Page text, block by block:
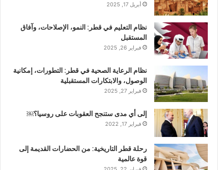
أبريل 17, 2025
نظام التعليم في قطر: النمو، الإصلاحات، وآفاق
المستقبل
فبراير 26, 2025
نظام الرعاية الصحية في قطر: التطورات، إمكانية
الوصول، والابتكارات المستقبلية
فبراير 27, 2025
إلى أي مدى ستنجح العقوبات على روسيا؟￼
فبراير 17, 2022
رحلة قطر التاريخية: من الحضارات القديمة إلى
قوة عالمية